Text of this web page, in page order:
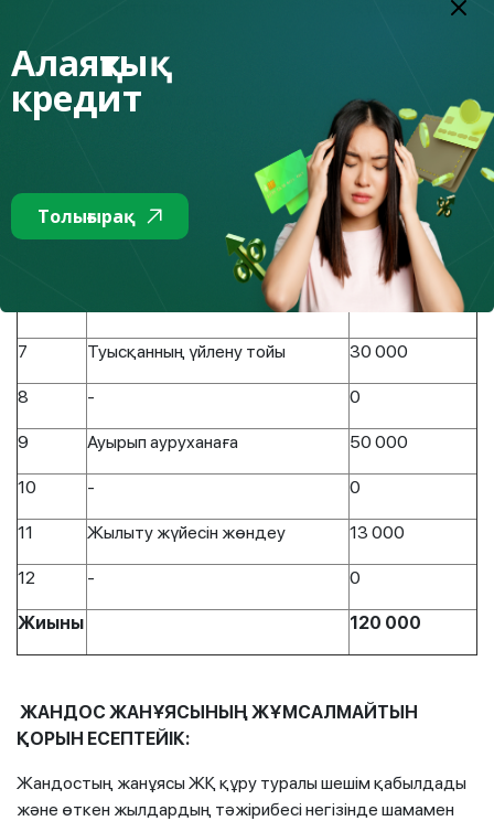
1 -
2
Отбасы мүшелері түгелдей
тұмаумен ауырды
20 000
0
Кір жуу машинасын жөндеу 7 000
7 Туысқанның үйлену тойы 30 000
8 - 0
9 Ауырып ауруханаға 50 000
10 - 0
11 Жылыту жүйесін жөндеу 13 000
12 - 0
Жиыны 120 000
ЖАНДОС ЖАНҰЯСЫНЫҢ ЖҰМСАЛМАЙТЫН
ҚОРЫН ЕСЕПТЕЙІК:
Жандостың жанұясы ЖҚ құру туралы шешім қабылдады
және өткен жылдардың тәжірибесі негізінде шамамен
Алаяқтық
кредит
Толығырақ